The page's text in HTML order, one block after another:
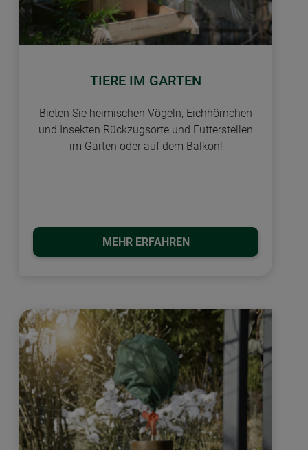
TIERE IM GARTEN
Bieten Sie heimischen Vögeln, Eichhörnchen
und Insekten Rückzugsorte und Futterstellen
im Garten oder auf dem Balkon!
MEHR ERFAHREN